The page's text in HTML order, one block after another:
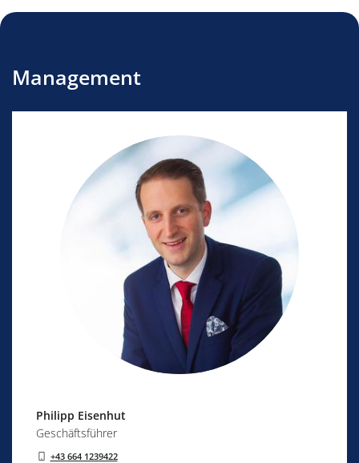
Management
Philipp Eisenhut
Geschäftsführer
+43 664 1239422